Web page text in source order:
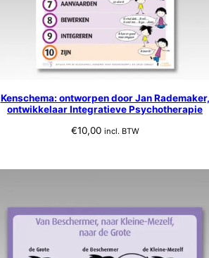
Kenschema: ontworpen door Jan Rademaker,
ontwikkelaar Integratieve Psychotherapie
€10,00 incl. BTW